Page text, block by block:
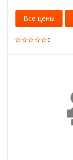
0
Все цены